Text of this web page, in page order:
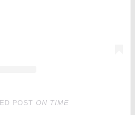
POST ON TIME